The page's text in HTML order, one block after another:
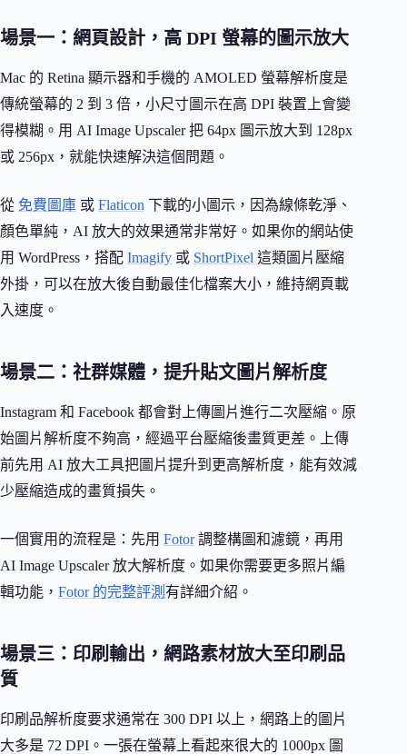
場景一：網頁設計，高 DPI 螢幕的圖示放大
Mac 的 Retina 顯示器和手機的 AMOLED 螢幕解析度是
傳統螢幕的 2 到 3 倍，小尺寸圖示在高 DPI 裝置上會變
得模糊。用 AI Image Upscaler 把 64px 圖示放大到 128px
或 256px，就能快速解決這個問題。
從 免費圖庫 或 Flaticon 下載的小圖示，因為線條乾淨、
顏色單純，AI 放大的效果通常非常好。如果你的網站使
用 WordPress，搭配 Imagify 或 ShortPixel 這類圖片壓縮
外掛，可以在放大後自動最佳化檔案大小，維持網頁載
入速度。
場景二：社群媒體，提升貼文圖片解析度
Instagram 和 Facebook 都會對上傳圖片進行二次壓縮。原
始圖片解析度不夠高，經過平台壓縮後畫質更差。上傳
前先用 AI 放大工具把圖片提升到更高解析度，能有效減
少壓縮造成的畫質損失。
一個實用的流程是：先用 Fotor調整構圖和濾鏡，再用
AI Image Upscaler 放大解析度。如果你需要更多照片編
輯功能， Fotor 的完整評測 有詳細介紹。
場景三：印刷輸出，網路素材放大至印刷品
質
印刷品解析度要求通常在 300 DPI 以上，網路上的圖片
大多是 72 DPI。一張在螢幕上看起來很大的 1000px 圖